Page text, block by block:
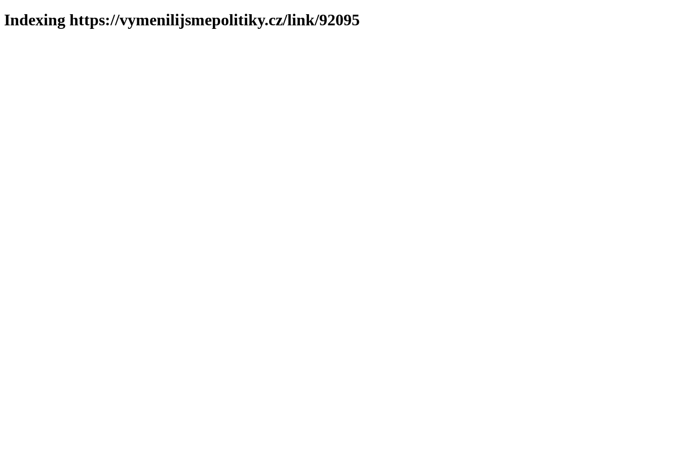
Indexing https://vymenilijsmepolitiky.cz/link/92095